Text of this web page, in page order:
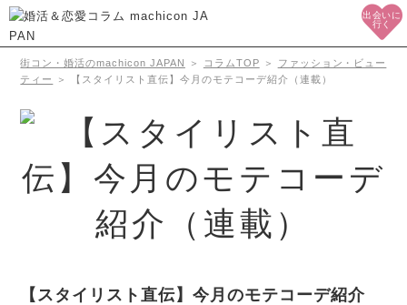
出会いに
行く
街コン・婚活のmachicon JAPAN ＞ コラムTOP ＞
ファッション・ビュー
ティー
＞ 【スタイリスト直伝】今月のモテコーデ紹介（連載）
【スタイリスト直伝】今月のモテコーデ紹介